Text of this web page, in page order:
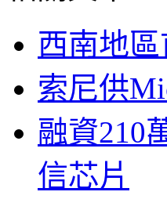
西南地
索尼供
融資210
信芯片